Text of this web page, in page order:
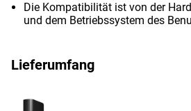
Die Kompatibilität ist von der
und dem Betriebssystem des
Lieferumfang